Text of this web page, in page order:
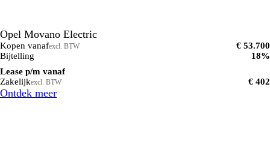
Opel Movano Electric
Kopen vanafexcl. BTW
€ 53.700
Bijtelling
18%
Lease p/m vanaf
Zakelijkexcl. BTW € 402
Ontdek meer